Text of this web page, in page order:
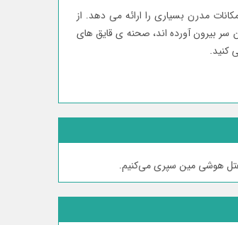
مدرن بسیاری را ارائه می دھد. از
بیرون آورده اند، صحنه ی قایق ھای
کنید.
هتل هوشی مین سپری می‌کنیم.